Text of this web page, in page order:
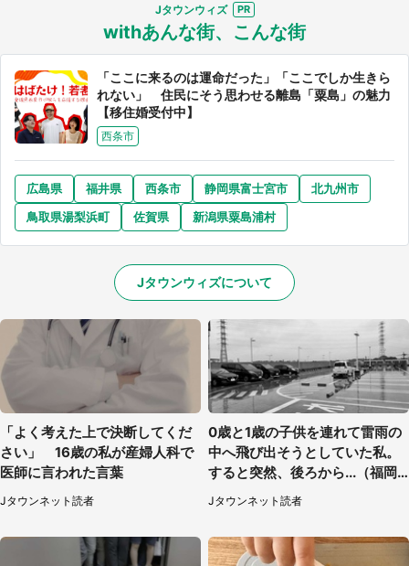
選択する
Jタウンウィズ
withあんな街、こんな街
「ここに来るのは運命だった」「ここでしか生きら
れない」 住民にそう思わせる離島「粟島」の魅力
【移住婚受付中】
西条市
広島県 福井県 西条市 静岡県富士宮市
北九州市
鳥取県湯梨浜町
佐賀県 新潟県粟島浦村
Jタウンウィズについて
「よく考えた上で決断してくだ
さい」 16歳の私が産婦人科で
医師に言われた言葉
Jタウンネット読者
0歳と1歳の子供を連れて雷雨の
中へ飛び出そうとしていた私。
すると突然、後ろから...（福岡
県・30代女性）
Jタウンネット読者